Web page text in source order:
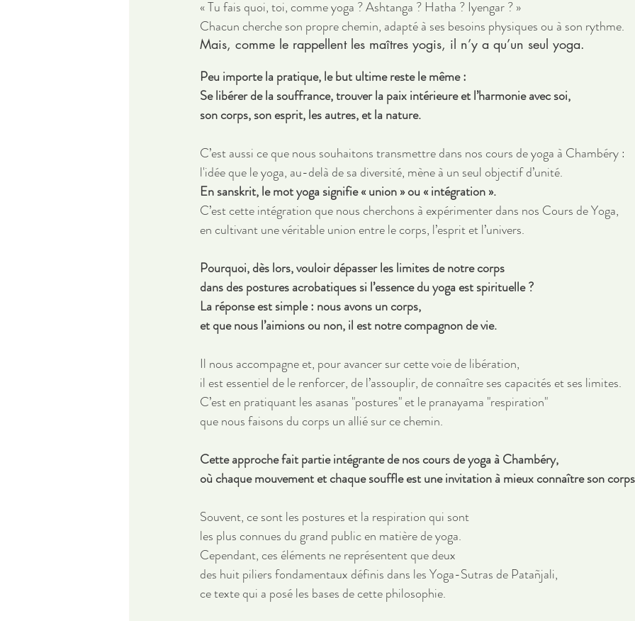
« Tu fais quoi, toi, comme yoga ? Ashtanga ? Hatha ? Iyengar ? »
Chacun cherche son propre chemin, adapté à ses besoins physiques ou à son rythme.
Mais, comme le rappellent les maîtres yogis, il n’y a qu’un seul yoga.
Peu importe la pratique, le but ultime reste le même :
Se libérer de la souffrance, trouver la paix intérieure et l’harmonie avec soi,
son corps, son esprit, les autres, et la nature.
C’est aussi ce que nous souhaitons transmettre dans nos cours de yoga à Chambéry :
l'idée que le yoga, au-delà de sa diversité, mène à un seul objectif d’unité.
En sanskrit, le mot yoga signifie « union » ou « intégration ».
C’est cette intégration que nous cherchons à expérimenter dans nos Cours de Yoga,
en cultivant une véritable union entre le corps, l’esprit et l’univers.
Pourquoi, dès lors, vouloir dépasser les limites de notre corps
dans des postures acrobatiques si l’essence du yoga est spirituelle ?
La réponse est simple : nous avons un corps,
et que nous l’aimions ou non, il est notre compagnon de vie.
Il nous accompagne et, pour avancer sur cette voie de libération,
il est essentiel de le renforcer, de l’assouplir, de connaître ses capacités et ses limites.
C’est en pratiquant les asanas "postures" et le pranayama "respiration"
que nous faisons du corps un allié sur ce chemin.
Cette approche fait partie intégrante de nos cours de yoga à Chambéry,
où chaque mouvement et chaque souffle est une invitation à mieux connaître son
Souvent, ce sont les postures et la respiration qui sont
les plus connues du grand public en matière de yoga.
Cependant, ces éléments ne représentent que deux
des huit piliers fondamentaux définis dans les Yoga-Sutras de Patañjali,
ce texte qui a posé les bases de cette philosophie.